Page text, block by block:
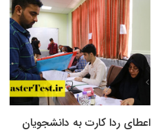
اعطای ردا کارت به دانشجویان